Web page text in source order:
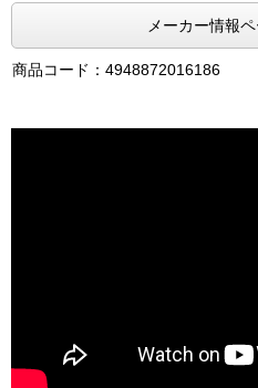
メーカー情報
商品コード：4948872016186